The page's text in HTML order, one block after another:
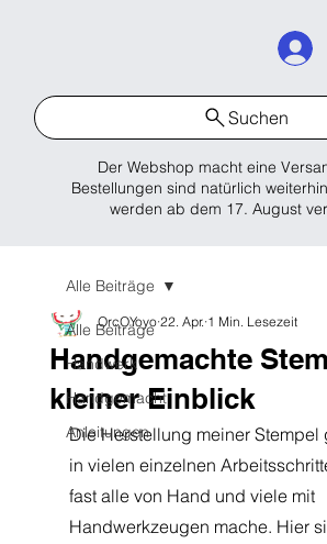
Der Webshop macht eine
Bestellungen sind natürlich
werden ab dem 17. August
Suchen
Alle Beiträge
Handwerk
Handgemacht
Anleitungen
Alle Beiträge
Handgemachte
kleiner Einblick
OrcOYoyo 22. Apr. 1 Min. Lesezeit
Die Herstellung meiner Stempel
in vielen einzelnen
fast alle von Hand und viele mit
Handwerkzeugen mache. Hier